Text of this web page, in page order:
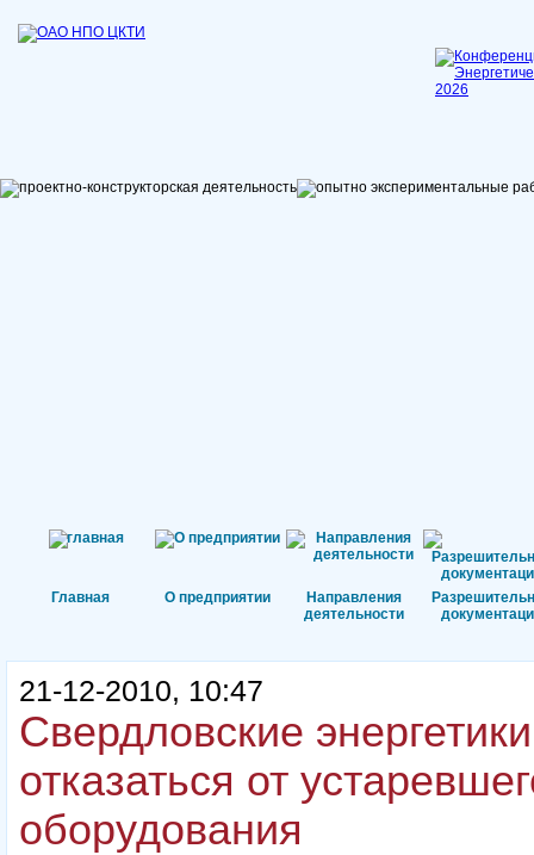
Главная О предприятии
Направления
деятельности
21-12-2010, 10:47
Свердловские
отказаться от
оборудования